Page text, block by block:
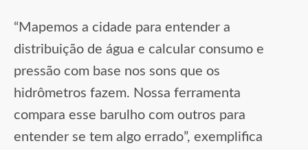
“Mapemos a cidade para entender a
distribuição de água e calcular consumo e
pressão com base nos sons que os
hidrômetros fazem. Nossa ferramenta
compara esse barulho com outros para
entender se tem algo errado”, exemplifica